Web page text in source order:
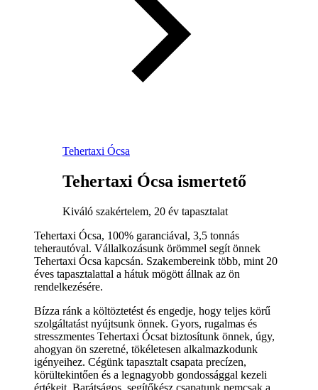
Tehertaxi Ócsa
Tehertaxi Ócsa ismertető
Kiváló szakértelem, 20 év tapasztalat
Tehertaxi Ócsa, 100% garanciával, 3,5 tonnás
teherautóval. Vállalkozásunk örömmel segít önnek
Tehertaxi Ócsa kapcsán. Szakembereink több, mint 20
éves tapasztalattal a hátuk mögött állnak az ön
rendelkezésére.
Bízza ránk a költöztetést és engedje, hogy teljes körű
szolgáltatást nyújtsunk önnek. Gyors, rugalmas és
stresszmentes Tehertaxi Ócsat biztosítunk önnek, úgy,
ahogyan ön szeretné, tökéletesen alkalmazkodunk
igényeihez. Cégünk tapasztalt csapata precízen,
körültekintően és a legnagyobb gondossággal kezeli
értékeit. Barátságos, segítőkész csapatunk nemcsak a